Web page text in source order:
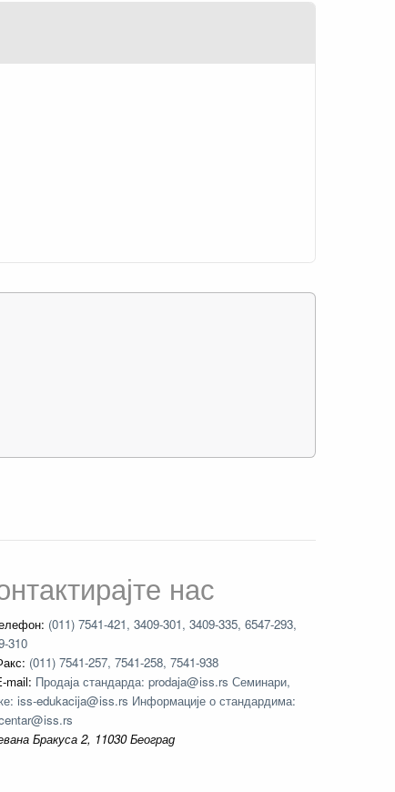
нас
(011) 7541-421, 3409-301, 3409-335, 6547-293,
310
(011) 7541-257, 7541-258, 7541-938
mail: Продаја стандарда: prodaja@iss.rs Семинари,
iss-edukacija@iss.rs Информације о стандардима:
Бракуса 2, 11030 Београд